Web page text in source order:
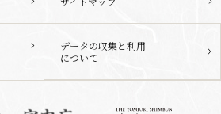
データの収集と利用
について